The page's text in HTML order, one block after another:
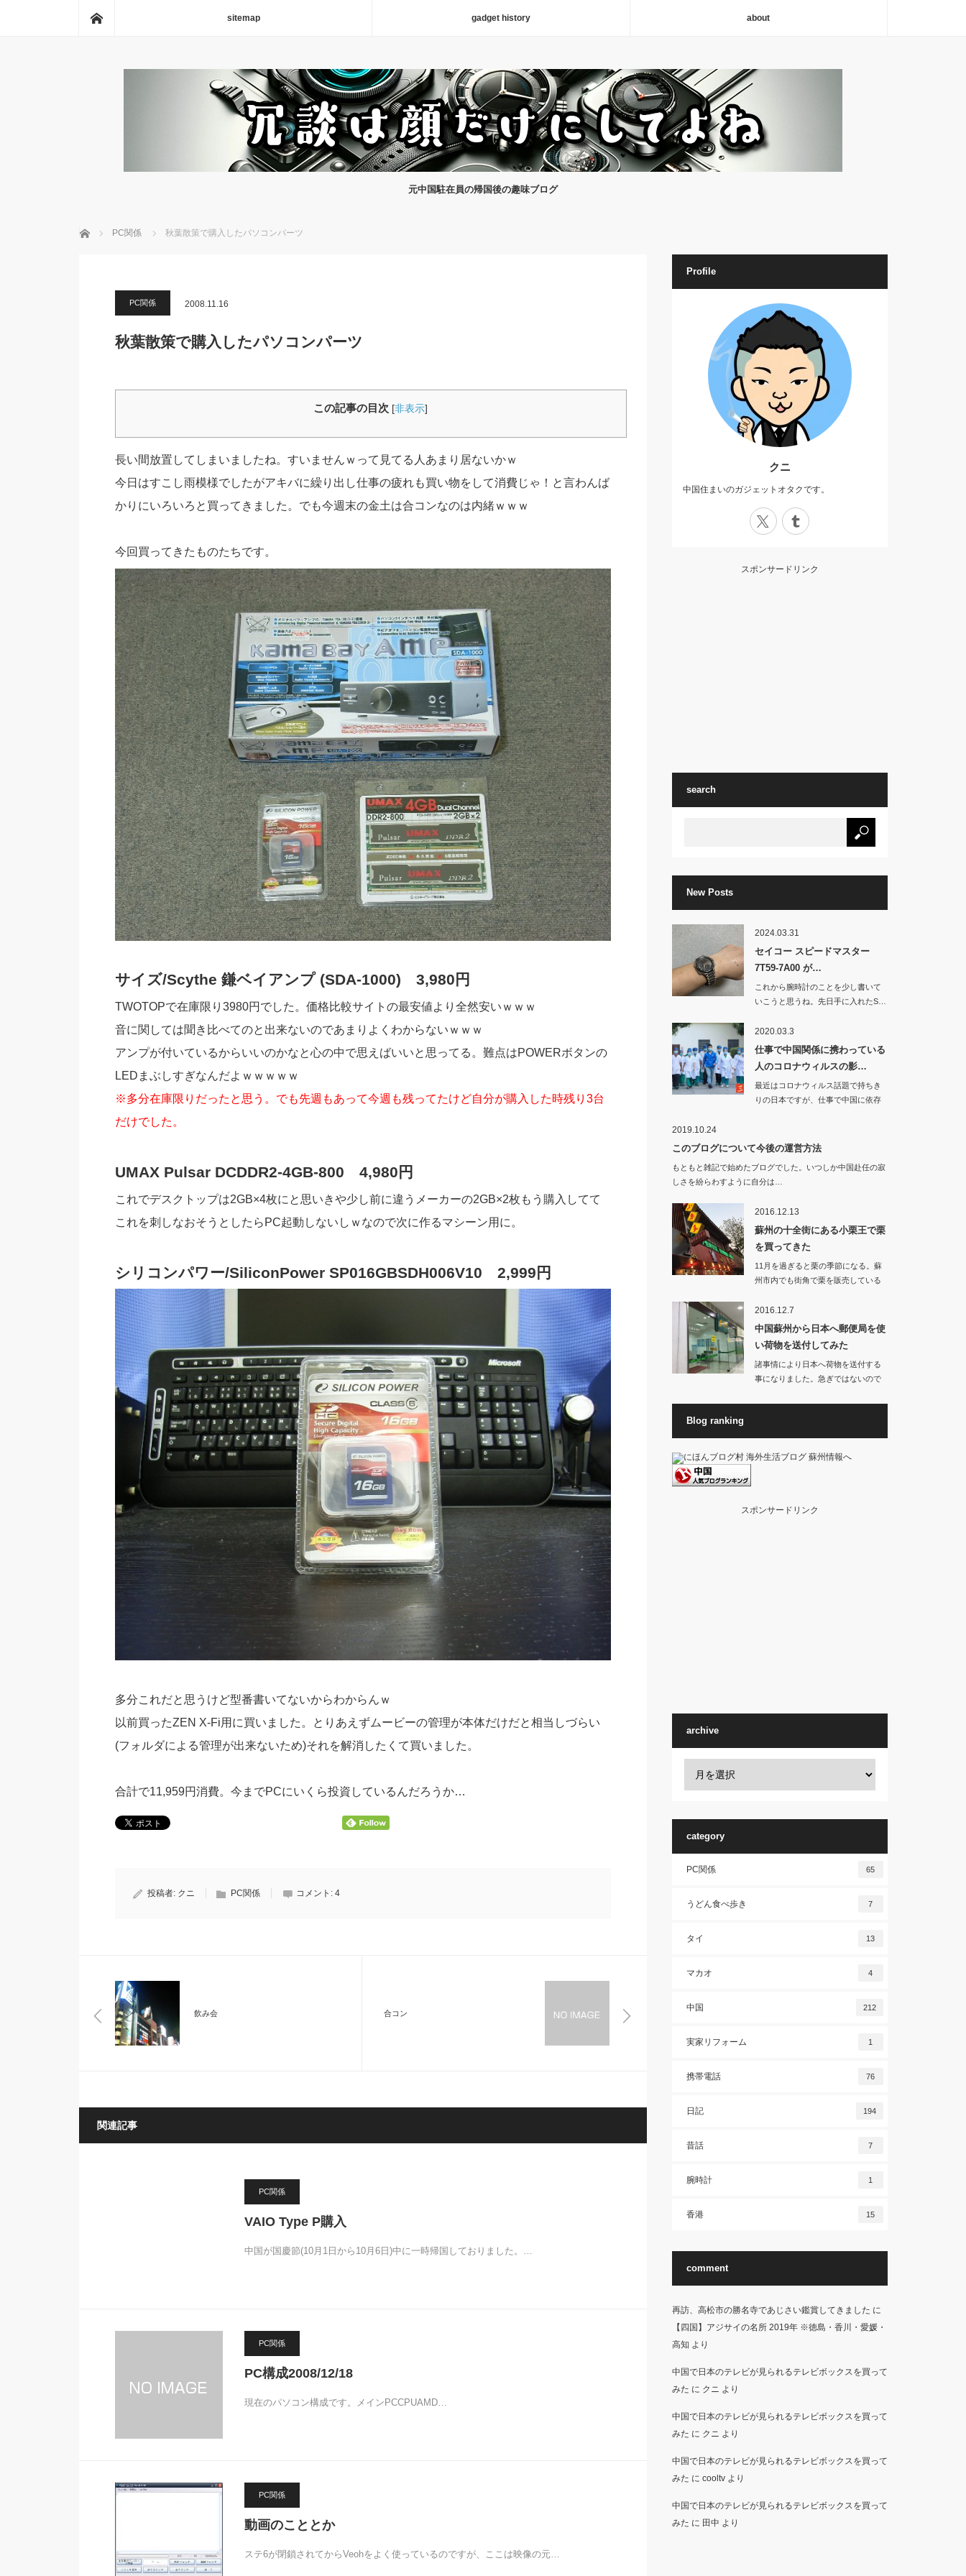
sitemap gadget history about
元中国駐在員の帰国後の趣味ブログ
ホーム PC関係 秋葉散策で購入したパソコンパーツ
PC関係 2008.11.16
秋葉散策で購入したパソコンパーツ
この記事の目次 [非表示]
長い間放置してしまいましたね。すいませんｗって見てる人あまり居ないかｗ
今日はすこし雨模様でしたがアキバに繰り出し仕事の疲れも買い物をして消費じゃ！と言わんば
かりにいろいろと買ってきました。でも今週末の金土は合コンなのは内緒ｗｗｗ
今回買ってきたものたちです。
サイズ/Scythe 鎌ベイアンプ (SDA-1000) 3,980円
TWOTOPで在庫限り3980円でした。価格比較サイトの最安値より全然安いｗｗｗ
音に関しては聞き比べてのと出来ないのであまりよくわからないｗｗｗ
アンプが付いているからいいのかなと心の中で思えばいいと思ってる。難点はPOWERボタンの
LEDまぶしすぎなんだよｗｗｗｗｗ
※多分在庫限りだったと思う。でも先週もあって今週も残ってたけど自分が購入した時残り3台
だけでした。
UMAX Pulsar DCDDR2-4GB-800 4,980円
これでデスクトップは2GB×4枚にと思いきや少し前に違うメーカーの2GB×2枚もう購入してて
これを刺しなおそうとしたらPC起動しないしｗなので次に作るマシーン用に。
シリコンパワー/SiliconPower SP016GBSDH006V10 2,999円
多分これだと思うけど型番書いてないからわからんｗ
以前買ったZEN X-Fi用に買いました。とりあえずムービーの管理が本体だけだと相当しづらい
(フォルダによる管理が出来ないため)それを解消したくて買いました。
合計で11,959円消費。今までPCにいくら投資しているんだろうか…
投稿者: クニ PC関係 コメント: 4
飲み会 合コン
関連記事
PC関係
VAIO Type P購入
中国が国慶節(10月1日から10月6日)中に一時帰国しておりました。…
PC関係
PC構成2008/12/18
現在のパソコン構成です。メインPCCPUAMD…
PC関係
動画のこととか
ステ6が閉鎖されてからVeohをよく使っているのですが、ここは映像の元…
Profile
クニ
中国住まいのガジェットオタクです。
スポンサードリンク
search
New Posts
2024.03.31
セイコー スピードマスター
7T59-7A00 が…
これから腕時計のことを少し書いて
いこうと思うね。先日手に入れたS…
2020.03.3
仕事で中国関係に携わっている
人のコロナウィルスの影…
最近はコロナウィルス話題で持ちき
りの日本ですが、仕事で中国に依存
2019.10.24
このブログについて今後の運営方法
もともと雑記で始めたブログでした。いつしか中国赴任の寂
しさを紛らわすように自分は…
2016.12.13
蘇州の十全街にある小栗王で栗
を買ってきた
11月を過ぎると栗の季節になる。蘇
州市内でも街角で栗を販売している
2016.12.7
中国蘇州から日本へ郵便局を使
い荷物を送付してみた
諸事情により日本へ荷物を送付する
事になりました。急ぎではないので
Blog ranking
スポンサードリンク
archive
category
PC関係 65
うどん食べ歩き 7
タイ 13
マカオ 4
中国 212
実家リフォーム 1
携帯電話 76
日記 194
昔話 7
腕時計 1
香港 15
comment
再訪、高松市の勝名寺であじさい鑑賞してきました に
【四国】アジサイの名所 2019年 ※徳島・香川・愛媛・
高知 より
中国で日本のテレビが見られるテレビボックスを買って
みた に クニ より
中国で日本のテレビが見られるテレビボックスを買って
みた に クニ より
中国で日本のテレビが見られるテレビボックスを買って
みた に cooltvより
中国で日本のテレビが見られるテレビボックスを買って
みた に 田中 より